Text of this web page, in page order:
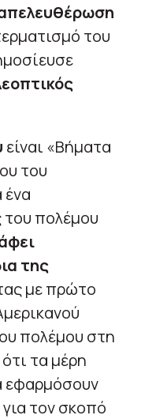
του
είναι «Βήματα
του
του πολέμου
της
με πρώτο
πολέμου στη
τα μέρη
εφαρμόσουν
τον σκοπό